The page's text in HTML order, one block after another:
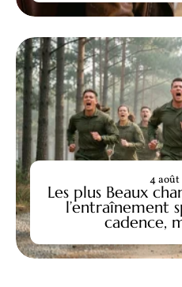
Les plus Beaux
l’entraînement
cadence,
4 août